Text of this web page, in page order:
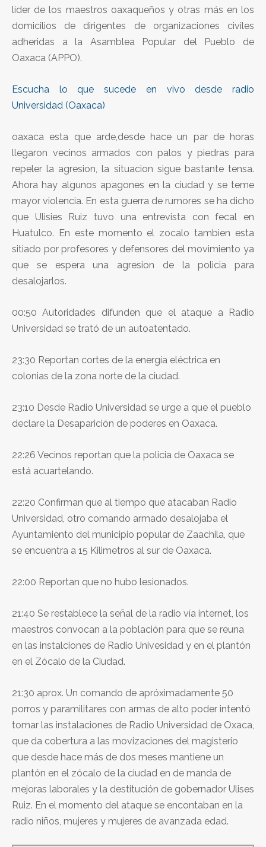
líder de los maestros oaxaqueños y otras más en los
domicilios de dirigentes de organizaciones civiles
adheridas a la Asamblea Popular del Pueblo de
Oaxaca (APPO).
Escucha lo que sucede en vivo desde radio
Universidad (Oaxaca)
oaxaca esta que arde,desde hace un par de horas
llegaron vecinos armados con palos y piedras para
repeler la agresion, la situacion sigue bastante tensa.
Ahora hay algunos apagones en la ciudad y se teme
mayor violencia. En esta guerra de rumores se ha dicho
que Ulisies Ruiz tuvo una entrevista con fecal en
Huatulco. En este momento el zocalo tambien esta
sitiado por profesores y defensores del movimiento ya
que se espera una agresion de la policia para
desalojarlos.
00:50 Autoridades difunden que el ataque a Radio
Universidad se trató de un autoatentado.
23:30 Reportan cortes de la energía eléctrica en
colonias de la zona norte de la ciudad.
23:10 Desde Radio Universidad se urge a que el pueblo
declare la Desaparición de poderes en Oaxaca.
22:26 Vecinos reportan que la policia de Oaxaca se
está acuartelando.
22:20 Confirman que al tiempo que atacaban Radio
Universidad, otro comando armado desalojaba el
Ayuntamiento del municipio popular de Zaachila, que
se encuentra a 15 Kilimetros al sur de Oaxaca.
22:00 Reportan que no hubo lesionados.
21:40 Se restablece la señal de la radio vía internet, los
maestros convocan a la población para que se reuna
en las instalciones de Radio Univesidad y en el plantón
en el Zócalo de la Ciudad.
21:30 aprox. Un comando de apróximadamente 50
porros y paramilitares con armas de alto poder intentó
tomar las instalaciones de Radio Universidad de Oxaca,
que da cobertura a las movizaciones del magisterio
que desde hace más de dos meses mantiene un
plantón en el zócalo de la ciudad en de manda de
mejoras laborales y la destitución de gobernador Ulises
Ruiz. En el momento del ataque se encontaban en la
radio niños, mujeres y mujeres de avanzada edad.